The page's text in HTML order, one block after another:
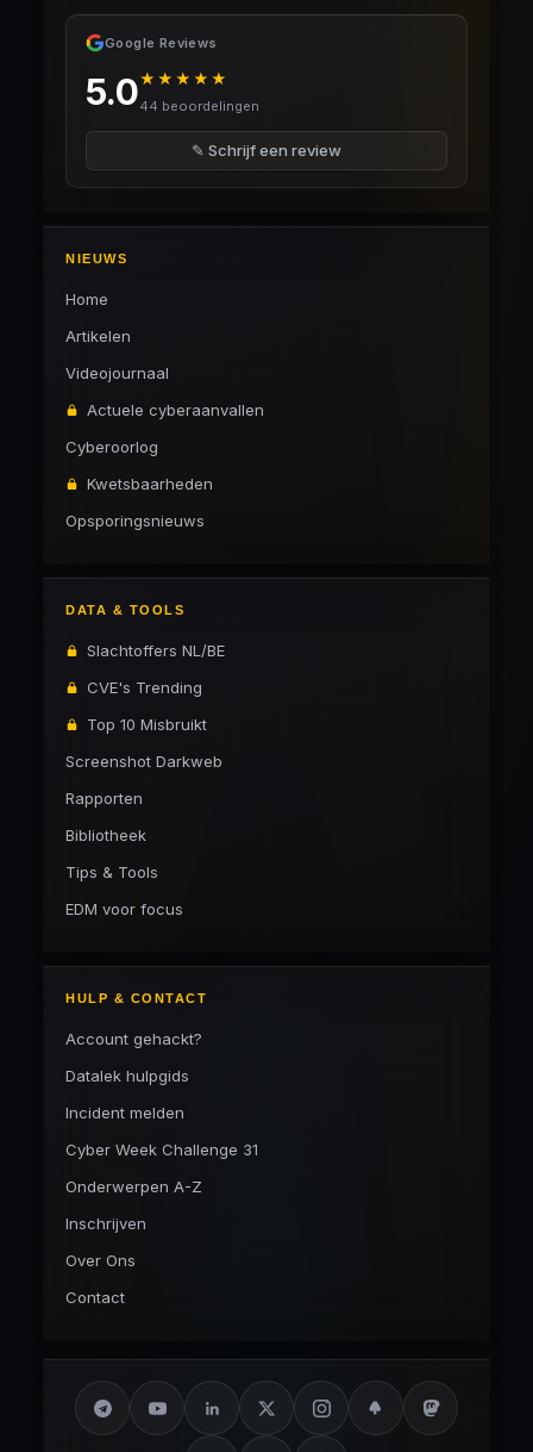
Google Reviews
5.0★★★★★
44 beoordelingen
✎ Schrijf een review
NIEUWS
Home
Artikelen
Videojournaal
Actuele cyberaanvallen
Cyberoorlog
Kwetsbaarheden
Opsporingsnieuws
DATA & TOOLS
Slachtoffers NL/BE
CVE's Trending
Top 10 Misbruikt
Screenshot Darkweb
Rapporten
Bibliotheek
Tips & Tools
EDM voor focus
HULP & CONTACT
Account gehackt?
Datalek hulpgids
Incident melden
Cyber Week Challenge 31
Onderwerpen A-Z
Inschrijven
Over Ons
Contact